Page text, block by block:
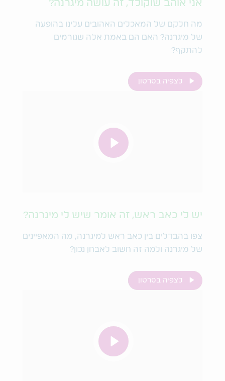
אני אוהב שוקולד, זה עושה מיגרנה?
מה חלקם של המאכלים האהובים עלינו בהופעה
של מיגרנה? האם הם באמת אלה שגורמים
להתקף?
לצפיה בסרטון
יש לי כאב ראש, זה אומר שיש לי מיגרנה?
צפו בהבדלים בין כאב ראש למיגרנה, מה המאפיינים
של מיגרנה ולמה זה חשוב לאבחן נכון?
לצפיה בסרטון